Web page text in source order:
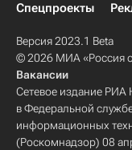
Спецпроекты
Версия 2023.1 Beta
© 2026 МИА «Россия
Вакансии
Сетевое издание РИА
в Федеральной
информационных
(Роскомнадзор) 08